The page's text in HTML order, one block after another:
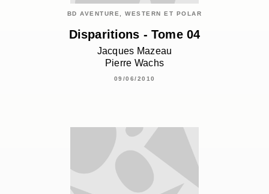
BD AVENTURE, WESTERN ET POLAR
Disparitions - Tome 04
Jacques Mazeau
Pierre Wachs
09/06/2010